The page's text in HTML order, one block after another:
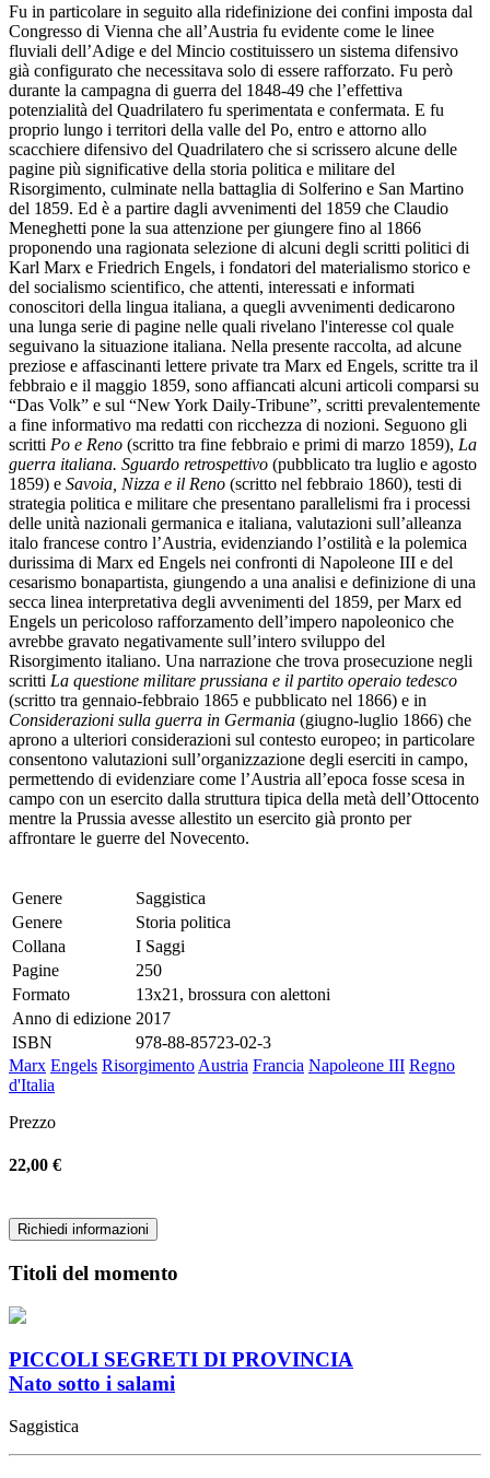
Fu in particolare in seguito alla ridefinizione dei confini imposta dal
Congresso di Vienna che all’Austria fu evidente come le linee
fluviali dell’Adige e del Mincio costituissero un sistema difensivo
già configurato che necessitava solo di essere rafforzato. Fu però
durante la campagna di guerra del 1848-49 che l’effettiva
potenzialità del Quadrilatero fu sperimentata e confermata. E fu
proprio lungo i territori della valle del Po, entro e attorno allo
scacchiere difensivo del Quadrilatero che si scrissero alcune delle
pagine più significative della storia politica e militare del
Risorgimento, culminate nella battaglia di Solferino e San Martino
del 1859. Ed è a partire dagli avvenimenti del 1859 che Claudio
Meneghetti pone la sua attenzione per giungere fino al 1866
proponendo una ragionata selezione di alcuni degli scritti politici di
Karl Marx e Friedrich Engels, i fondatori del materialismo storico e
del socialismo scientifico, che attenti, interessati e informati
conoscitori della lingua italiana, a quegli avvenimenti dedicarono
una lunga serie di pagine nelle quali rivelano l'interesse col quale
seguivano la situazione italiana. Nella presente raccolta, ad alcune
preziose e affascinanti lettere private tra Marx ed Engels, scritte tra il
febbraio e il maggio 1859, sono affiancati alcuni articoli comparsi su
“Das Volk” e sul “New York Daily-Tribune”, scritti prevalentemente
a fine informativo ma redatti con ricchezza di nozioni. Seguono gli
scritti Po e Reno (scritto tra fine febbraio e primi di marzo 1859), La
guerra italiana. Sguardo retrospettivo (pubblicato tra luglio e agosto
1859) e Savoia, Nizza e il Reno (scritto nel febbraio 1860), testi di
strategia politica e militare che presentano parallelismi fra i processi
delle unità nazionali germanica e italiana, valutazioni sull’alleanza
italo francese contro l’Austria, evidenziando l’ostilità e la polemica
durissima di Marx ed Engels nei confronti di Napoleone III e del
cesarismo bonapartista, giungendo a una analisi e definizione di una
secca linea interpretativa degli avvenimenti del 1859, per Marx ed
Engels un pericoloso rafforzamento dell’impero napoleonico che
avrebbe gravato negativamente sull’intero sviluppo del
Risorgimento italiano. Una narrazione che trova prosecuzione negli
scritti La questione militare prussiana e il partito operaio tedesco
(scritto tra gennaio-febbraio 1865 e pubblicato nel 1866) e in
Considerazioni sulla guerra in Germania (giugno-luglio 1866) che
aprono a ulteriori considerazioni sul contesto europeo; in particolare
consentono valutazioni sull’organizzazione degli eserciti in campo,
permettendo di evidenziare come l’Austria all’epoca fosse scesa in
campo con un esercito dalla struttura tipica della metà dell’Ottocento
mentre la Prussia avesse allestito un esercito già pronto per
affrontare le guerre del Novecento.
Genere
Saggistica
Genere
Storia politica
Collana
I Saggi
Pagine
250
Formato
13x21, brossura con alettoni
Anno di edizione 2017
ISBN
978-88-85723-02-3
Marx Engels Risorgimento Austria Francia Napoleone III Regno
d'Italia
Prezzo
22,00 €
Richiedi informazioni
Titoli del momento
PICCOLI SEGRETI DI PROVINCIA
Nato sotto i salami
Saggistica